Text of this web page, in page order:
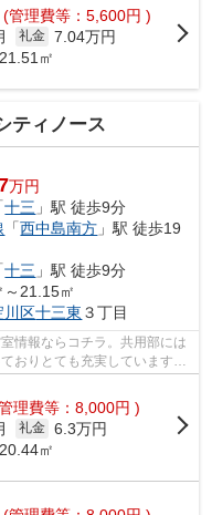
(管理費等：5,600円 )
礼金 7.04万円
㎡
ティノース
万円
十三 」駅 徒歩9分
「西中島南方 」駅 徒歩19
十三 」駅 徒歩9分
21.15㎡
川区十三東 ３丁目
情報ならコチラ。共用部には
おりとても充実しています。
理費等：8,000円 )
礼金 6.3万円
㎡